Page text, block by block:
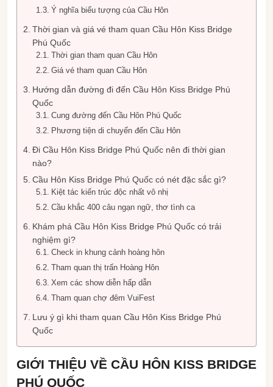
Ý nghĩa biểu tượng của Cầu Hôn
Thời gian và giá vé tham quan Cầu Hôn Kiss Bridge
Phú Quốc
Thời gian tham quan Cầu Hôn
Giá vé tham quan Cầu Hôn
Hướng dẫn đường đi đến Cầu Hôn Kiss Bridge Phú
Quốc
Cung đường đến Cầu Hôn Phú Quốc
Phương tiện di chuyển đến Cầu Hôn
Đi Cầu Hôn Kiss Bridge Phú Quốc nên đi thời gian
nào?
Cầu Hôn Kiss Bridge Phú Quốc có nét đặc sắc gì?
Kiệt tác kiến trúc độc nhất vô nhị
Cầu khắc 400 câu ngạn ngữ, thơ tình ca
Khám phá Cầu Hôn Kiss Bridge Phú Quốc có trải
nghiệm gì?
Check in khung cảnh hoàng hôn
Tham quan thị trấn Hoàng Hôn
Xem các show diễn hấp dẫn
Tham quan chợ đêm VuiFest
Lưu ý gì khi tham quan Cầu Hôn Kiss Bridge Phú
Quốc
GIỚI THIỆU VỀ CẦU HÔN KISS BRIDGE
PHÚ QUỐC